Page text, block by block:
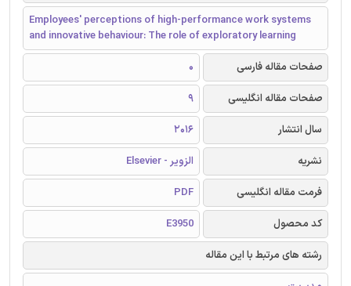
Employees' perceptions of high-performance work systems
and innovative behaviour: The role of exploratory learning
صفحات مقاله فارسی
0
صفحات مقاله انگلیسی
9
سال انتشار
2016
نشریه
الزویر - Elsevier
فرمت مقاله انگلیسی
PDF
کد محصول
E3950
رشته های مرتبط با این مقاله